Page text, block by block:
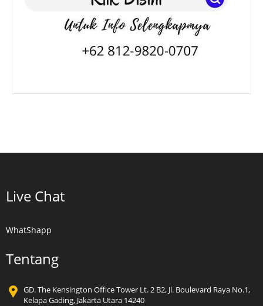
Live Chat
WhatShapp
Tentang
GD. The Kensington Office Tower Lt. 2 B2, Jl. Boulevard Raya No.1,
Kelapa Gading, Jakarta Utara 14240